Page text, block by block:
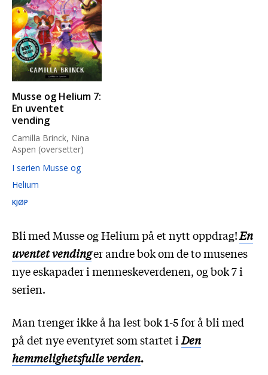
Musse og Helium 7:
En uventet
vending
Camilla Brinck, Nina
Aspen (oversetter)
I serien Musse og
Helium
KJØP
Blimed Musse og Helium på et nytt oppdrag!En
uventet vendinger andre bok om de to musenes
nye eskapader i menneskeverdenen, og bok 7 i
serien.
Man trenger ikke å ha lest bok 1-5 for å bli med
på det nye eventyret som startet iDen
hemmelighetsfulle verden.